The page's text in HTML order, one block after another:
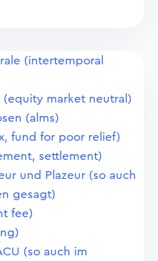
(intertemporal
market neutral)
(alms)
fund for poor relief)
settlement)
und Plazeur (so auch
gesagt)
fee)
(so auch im